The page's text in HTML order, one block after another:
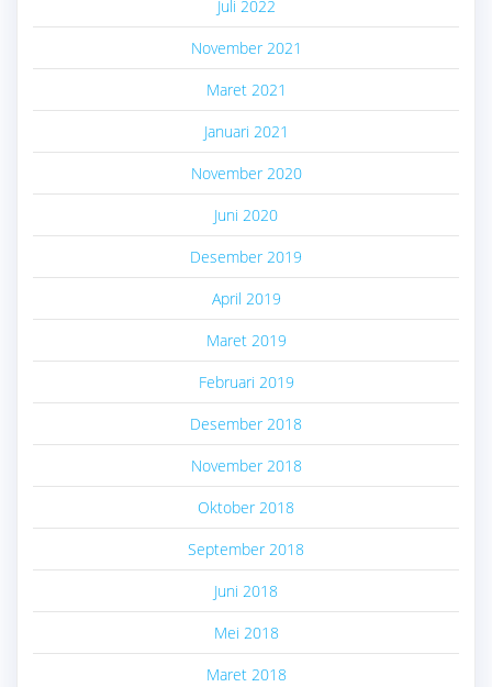
Juli 2022
November 2021
Maret 2021
Januari 2021
November 2020
Juni 2020
Desember 2019
April 2019
Maret 2019
Februari 2019
Desember 2018
November 2018
Oktober 2018
September 2018
Juni 2018
Mei 2018
Maret 2018